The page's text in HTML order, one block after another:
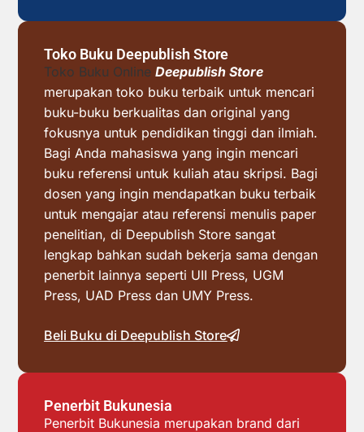
Toko Buku Deepublish Store
Toko Buku Online Deepublish Store
merupakan toko buku terbaik untuk mencari
buku-buku berkualitas dan original yang
fokusnya untuk pendidikan tinggi dan ilmiah.
Bagi Anda mahasiswa yang ingin mencari
buku referensi untuk kuliah atau skripsi. Bagi
dosen yang ingin mendapatkan buku terbaik
untuk mengajar atau referensi menulis paper
penelitian, di Deepublish Store sangat
lengkap bahkan sudah bekerja sama dengan
penerbit lainnya seperti UII Press, UGM
Press, UAD Press dan UMY Press.
Beli Buku di Deepublish Store
Penerbit Bukunesia
Penerbit Bukunesia merupakan brand dari